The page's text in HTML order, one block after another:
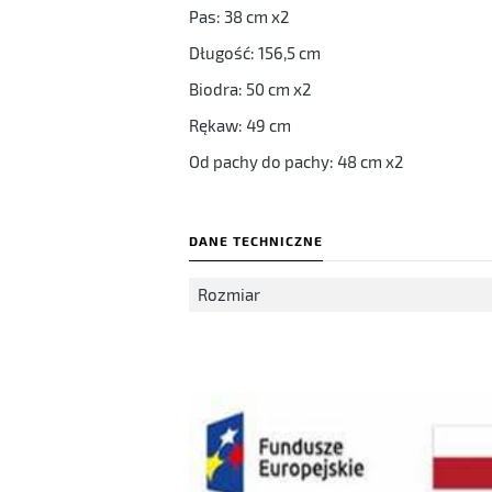
Pas: 38 cm x2
Długość: 156,5 cm
Biodra: 50 cm x2
Rękaw: 49 cm
Od pachy do pachy: 48 cm x2
DANE TECHNICZNE
Rozmiar